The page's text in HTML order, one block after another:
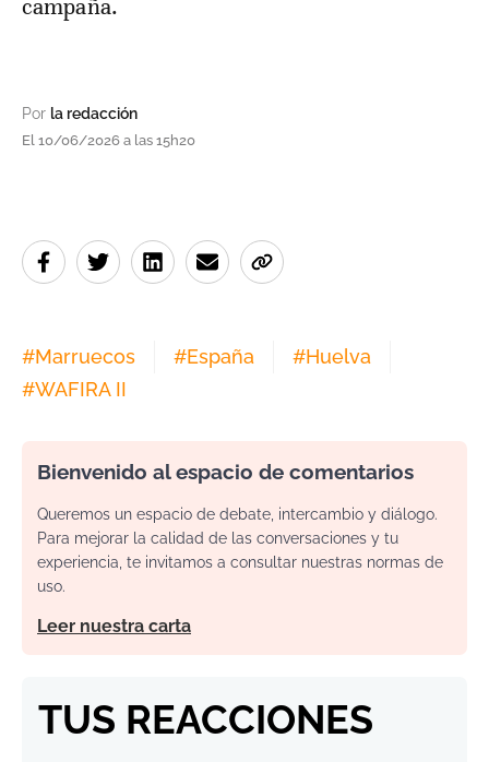
campaña.
Por la redacción
El 10/06/2026 a las 15h20
#Marruecos #España #Huelva
#WAFIRA II
Bienvenido al espacio de comentarios
Queremos un espacio de debate, intercambio y diálogo.
Para mejorar la calidad de las conversaciones y tu
experiencia, te invitamos a consultar nuestras normas de
uso.
Leer nuestra carta
TUS REACCIONES